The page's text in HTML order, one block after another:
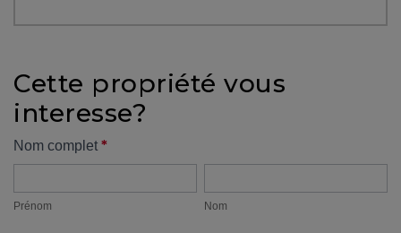
protégé!
outils
pour
financement
propriétaire
Cette propriété vous
interesse?
Formulaire
Nom complet *
Prénom Nom